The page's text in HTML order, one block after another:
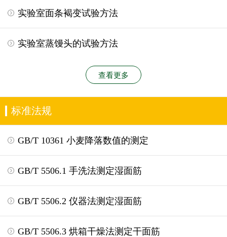
实验室面条褐变试验方法
实验室蒸馒头的试验方法
查看更多
标准法规
GB/T 10361 小麦降落数值的测定
GB/T 5506.1 手洗法测定湿面筋
GB/T 5506.2 仪器法测定湿面筋
GB/T 5506.3 烘箱干燥法测定干面筋